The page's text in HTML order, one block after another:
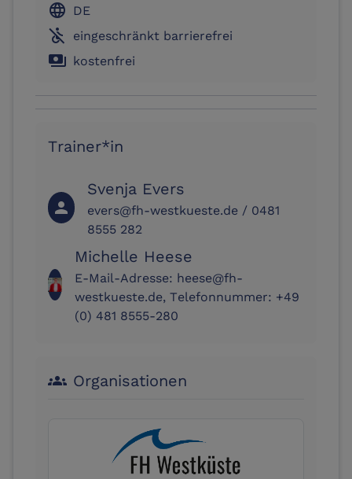
language DE
not_accessible eingeschränkt barrierefrei
payments kostenfrei
Trainer*in
person
Svenja Evers
evers@fh-westkueste.de / 0481
8555 282
Michelle Heese
E-Mail-Adresse: heese@fh-
westkueste.de, Telefonnummer: +49
(0) 481 8555-280
groups Organisationen